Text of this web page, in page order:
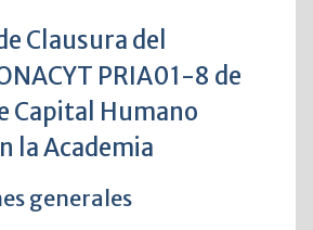
Clausura del
PRIA01-8 de
Capital Humano
la Academia
generales